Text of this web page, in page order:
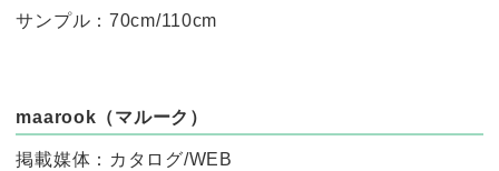
サンプル：70cm/110cm
maarook（マルーク）
掲載媒体：カタログ/WEB